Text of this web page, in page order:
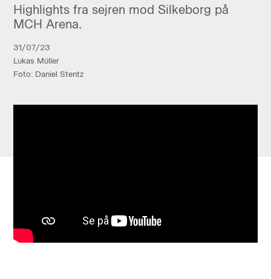
Highlights fra sejren mod Silkeborg på
MCH Arena.
31/07/23
Lukas Müller
Foto: Daniel Stentz